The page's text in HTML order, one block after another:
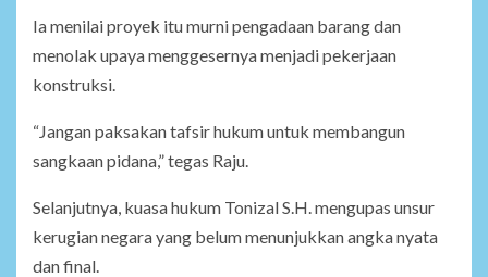
Ia menilai proyek itu murni pengadaan barang dan
menolak upaya menggesernya menjadi pekerjaan
konstruksi.
“Jangan paksakan tafsir hukum untuk membangun
sangkaan pidana,” tegas Raju.
Selanjutnya, kuasa hukum Tonizal S.H. mengupas unsur
kerugian negara yang belum menunjukkan angka nyata
dan final.